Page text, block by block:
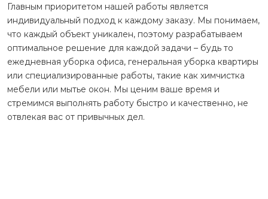
Главным приоритетом нашей работы является
индивидуальный подход к каждому заказу. Мы понимаем,
что каждый объект уникален, поэтому разрабатываем
оптимальное решение для каждой задачи – будь то
ежедневная уборка офиса, генеральная уборка квартиры
или специализированные работы, такие как химчистка
мебели или мытье окон. Мы ценим ваше время и
стремимся выполнять работу быстро и качественно, не
отвлекая вас от привычных дел.